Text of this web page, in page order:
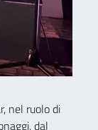
nel ruolo di
dal